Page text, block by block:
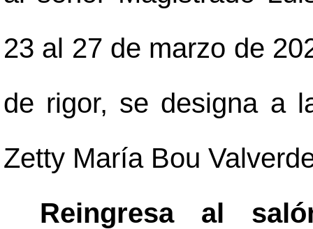
23 al 27 de marzo de
de rigor, se designa a
Zetty María Bou
Reingresa al